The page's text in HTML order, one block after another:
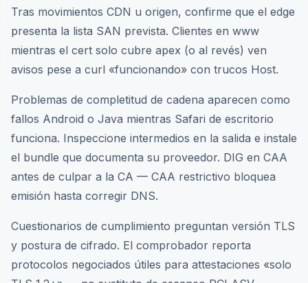
Tras movimientos CDN u origen, confirme que el edge
presenta la lista SAN prevista. Clientes en www
mientras el cert solo cubre apex (o al revés) ven
avisos pese a curl «funcionando» con trucos Host.
Problemas de completitud de cadena aparecen como
fallos Android o Java mientras Safari de escritorio
funciona. Inspeccione intermedios en la salida e instale
el bundle que documenta su proveedor. DIG en CAA
antes de culpar a la CA — CAA restrictivo bloquea
emisión hasta corregir DNS.
Cuestionarios de cumplimiento preguntan versión TLS
y postura de cifrado. El comprobador reporta
protocolos negociados útiles para attestaciones «solo